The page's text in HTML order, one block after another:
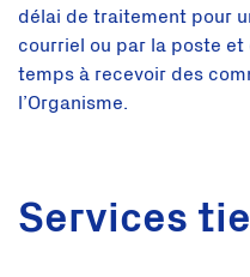
délai de traitement pour
courriel ou par la poste
temps à recevoir des
l’Organisme.
Services